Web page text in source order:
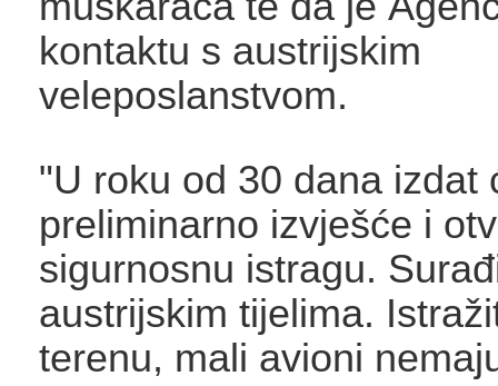
kontaktu s austrijskim
veleposlanstvom.
"U roku od 30 dana izdat
preliminarno izvješće i
sigurnosnu istragu.
austrijskim tijelima.
terenu, mali avioni